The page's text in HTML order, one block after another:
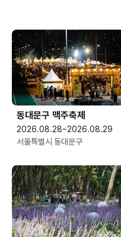
동대문구 맥주축제
2026.08.28~2026.08.29
서울특별시 동대문구